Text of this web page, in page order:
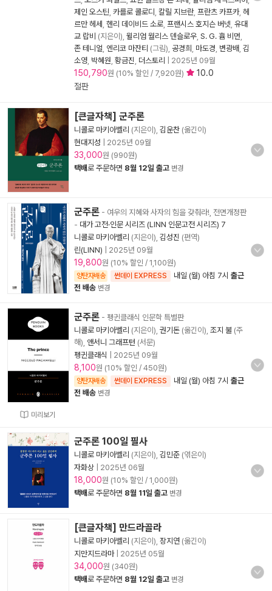
제인 오스틴 카를로 콜로디 칼릴 지브란, 프란츠 카프카, 헤
르만 헤세
헨리 데이비드 소로 프랜시스 호지슨 버넷 유대
교 랍비 (지은이), 윌리엄 월리스 덴슬로우 S. G. 흄 비먼
존 테니얼 엔리코 마잔티 (그림), 공경희 마도경 변광배 김
소영 박혜원 황금진 더스토리 2025년 09월
150,790원 (10% 할인 / 7,920원)
10.0
절판
[큰글자책] 군주론
니콜로 마키아벨리 (지은이), 김운찬 (옮긴이)
현대지성
2025년 09월
33,000원 (990원)
택배로 주문하면 8월 12일 출고 변경
군주론 - 여우의 지혜와 사자의 힘을 갖춰라!, 전면개정판
- 대가 고전·인문 시리즈 (LINN 인문고전 시리즈) 7
니콜로 마키아벨리 (지은이), 김성진 (편역)
린(LINN)
2025년 09월
19,800원 (10% 할인 / 1,100원)
양탄자배송 썬데이 EXPRESS 내일 (월) 아침 7시 출근
전 배송 변경
미리보기
군주론 - 펭귄클래식 인문학 특별판
니콜로 마키아벨리 (지은이), 권기돈 (옮긴이), 조지 불 (주
해), 앤서니 그래프턴 (서문)
펭귄클래식
2025년 09월
8,100원 (10% 할인 / 450원)
양탄자배송 썬데이 EXPRESS 내일 (월) 아침 7시 출근
전 배송 변경
군주론 100일 필사
니콜로 마키아벨리 (지은이), 김민준 (엮은이)
자화상
2025년 06월
18,000원 (10% 할인 / 1,000원)
택배로 주문하면 8월 11일 출고 변경
[큰글자책] 만드라골라
니콜로 마키아벨리 (지은이), 장지연 (옮긴이)
지만지드라마| 2025년 05월
34,000원 (340원)
택배로 주문하면 8월 12일 출고 변경